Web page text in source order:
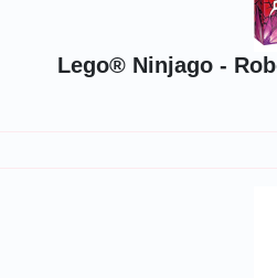
Lego® Ninjago -